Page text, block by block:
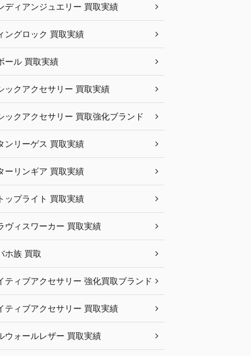
ディアンジュエリー 買取実績
ングロック 買取実績
ール 買取実績
ックアクセサリー 買取実績
ックアクセサリー 買取強化ブランド
ンリーゲス 買取実績
ーリンギア 買取実績
ップライト 買取実績
ヴィスワーカー 買取実績
ホ族 買取
ティブアクセサリー 強化買取ブランド
ティブアクセサリー 買取実績
ウォールレザー 買取実績